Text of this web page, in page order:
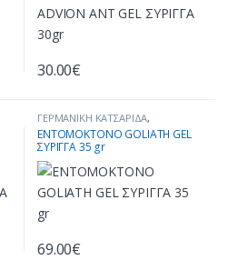
30.00€
ΓΕΡΜΑΝΙΚΗ ΚΑΤΣΑΡΙΔΑ,
ΕΝΤΟΜΟΚΤΟΝΑ ΣΕ ΜΟΡΦΗ ΤΖΕΛ
ΚΑΤΑΠΟΛΕΜΗΣΗ ΕΝΤΟΜΩΝ ,
ΚΑΤΣΑΡΙΔΕΣ ,ΠΡΟΪΟΝΤΑ ΑΝΑ
ΕΙΔΟΣ ΕΝΤΟΜΟΥ
ΕΝΤΟΜΟΚΤΟΝΟ GOLIATH GEL
ΣΥΡΙΓΓΑ 35 gr
69.00€